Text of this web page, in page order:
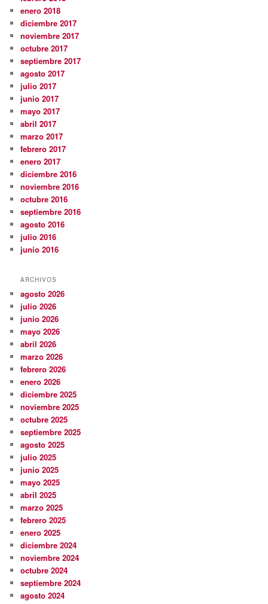
enero 2018
diciembre 2017
noviembre 2017
octubre 2017
septiembre 2017
agosto 2017
julio 2017
junio 2017
mayo 2017
abril 2017
marzo 2017
febrero 2017
enero 2017
diciembre 2016
noviembre 2016
octubre 2016
septiembre 2016
agosto 2016
julio 2016
junio 2016
ARCHIVOS
agosto 2026
julio 2026
junio 2026
mayo 2026
abril 2026
marzo 2026
febrero 2026
enero 2026
diciembre 2025
noviembre 2025
octubre 2025
septiembre 2025
agosto 2025
julio 2025
junio 2025
mayo 2025
abril 2025
marzo 2025
febrero 2025
enero 2025
diciembre 2024
noviembre 2024
octubre 2024
septiembre 2024
agosto 2024